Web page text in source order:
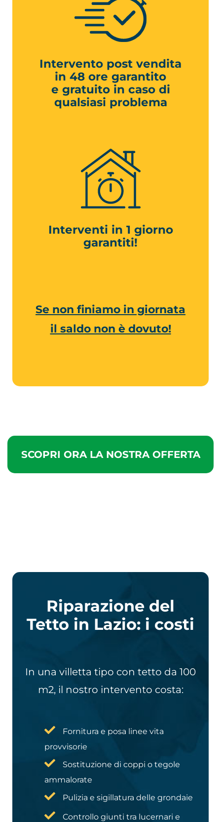
Intervento post vendita
in 48 ore garantito
e gratuito in caso di
qualsiasi problema
Interventi in 1 giorno
garantiti!
Se non finiamo in giornata
il saldo non è dovuto!
SCOPRI ORA LA NOSTRA OFFERTA
Riparazione del
Tetto in Lazio: i costi
In una villetta tipo con tetto da 100
m2, il nostro intervento costa:
Fornitura e posa linee vita
provvisorie
Sostituzione di coppi o tegole
ammalorate
Pulizia e sigillatura delle grondaie
Controllo giunti tra lucernari e